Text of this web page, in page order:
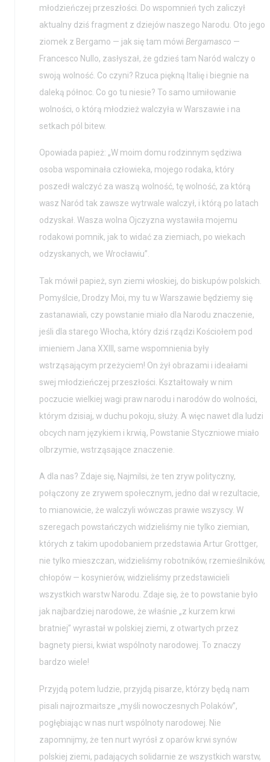
młodzieńczej przeszłości. Do wspomnień tych zaliczył
aktualny dziś fragment z dziejów naszego Narodu. Oto jego
ziomek z Bergamo — jak się tam mówi Bergamasco —
Francesco Nullo, zasłyszał, że gdzieś tam Naród walczy o
swoją wolność. Co czyni? Rzuca piękną Italię i biegnie na
daleką północ. Co go tu niesie? To samo umiłowanie
wolności, o którą młodzież walczyła w Warszawie i na
setkach pól bitew.
Opowiada papież: „W moim domu rodzinnym sędziwa
osoba wspominała człowieka, mojego rodaka, który
poszedł walczyć za waszą wolność, tę wolność, za którą
wasz Naród tak zawsze wytrwale walczył, i którą po latach
odzyskał. Wasza wolna Ojczyzna wystawiła mojemu
rodakowi pomnik, jak to widać za ziemiach, po wiekach
odzyskanych, we Wrocławiu”.
Tak mówił papież, syn ziemi włoskiej, do biskupów polskich.
Pomyślcie, Drodzy Moi, my tu w Warszawie będziemy się
zastanawiali, czy powstanie miało dla Narodu znaczenie,
jeśli dla starego Włocha, który dziś rządzi Kościołem pod
imieniem Jana XXIII, same wspomnienia były
wstrząsającym przeżyciem! On żył obrazami i ideałami
swej młodzieńczej przeszłości. Kształtowały w nim
poczucie wielkiej wagi praw narodu i narodów do wolności,
którym dzisiaj, w duchu pokoju, służy. A więc nawet dla ludzi
obcych nam językiem i krwią, Powstanie Styczniowe miało
olbrzymie, wstrząsające znaczenie.
A dla nas? Zdaje się, Najmilsi, że ten zryw polityczny,
połączony ze zrywem społecznym, jedno dał w rezultacie,
to mianowicie, że walczyli wówczas prawie wszyscy. W
szeregach powstańczych widzieliśmy nie tylko ziemian,
których z takim upodobaniem przedstawia Artur Grottger,
nie tylko mieszczan, widzieliśmy robotników, rzemieślników,
chłopów — kosynierów, widzieliśmy przedstawicieli
wszystkich warstw Narodu. Zdaje się, że to powstanie było
jak najbardziej narodowe, że właśnie „z kurzem krwi
bratniej” wyrastał w polskiej ziemi, z otwartych przez
bagnety piersi, kwiat wspólnoty narodowej. To znaczy
bardzo wiele!
Przyjdą potem ludzie, przyjdą pisarze, którzy będą nam
pisali najrozmaitsze „myśli nowoczesnych Polaków”,
pogłębiając w nas nurt wspólnoty narodowej. Nie
zapomnijmy, że ten nurt wyrósł z oparów krwi synów
polskiej ziemi, padających solidarnie ze wszystkich warstw,